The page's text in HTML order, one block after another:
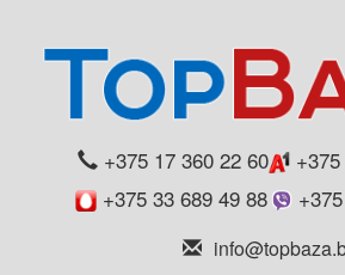
+375 17 360 22 60
+375 33 689 49 88